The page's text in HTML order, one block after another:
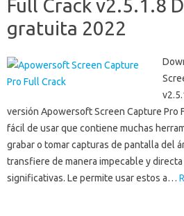
Full Crack v2.5.1.8
gratuita 2022
versión Apowersoft Screen Capture Pro
fácil de usar que contiene muchas
grabar o tomar capturas de pantalla del
transfiere de manera impecable y
significativas. Le permite usar estos a…